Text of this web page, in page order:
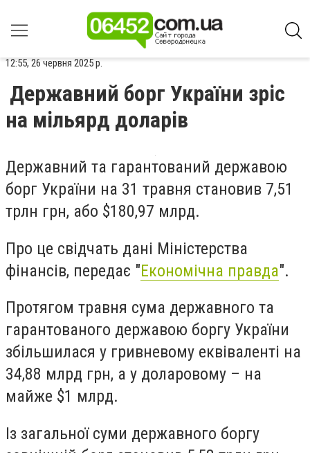
12:55, 26 червня 2025 р.
Державний борг України зріс
на мільярд доларів
Державний та гарантований державою
борг України на 31 травня становив 7,51
трлн грн, або $180,97 млрд.
Про це свідчать дані Міністерства
фінансів, передає "Економічна правда".
Протягом травня сума державного та
гарантованого державою боргу України
збільшилася у гривневому еквіваленті на
34,88 млрд грн, а у доларовому – на
майже $1 млрд.
Із загальної суми державного боргу